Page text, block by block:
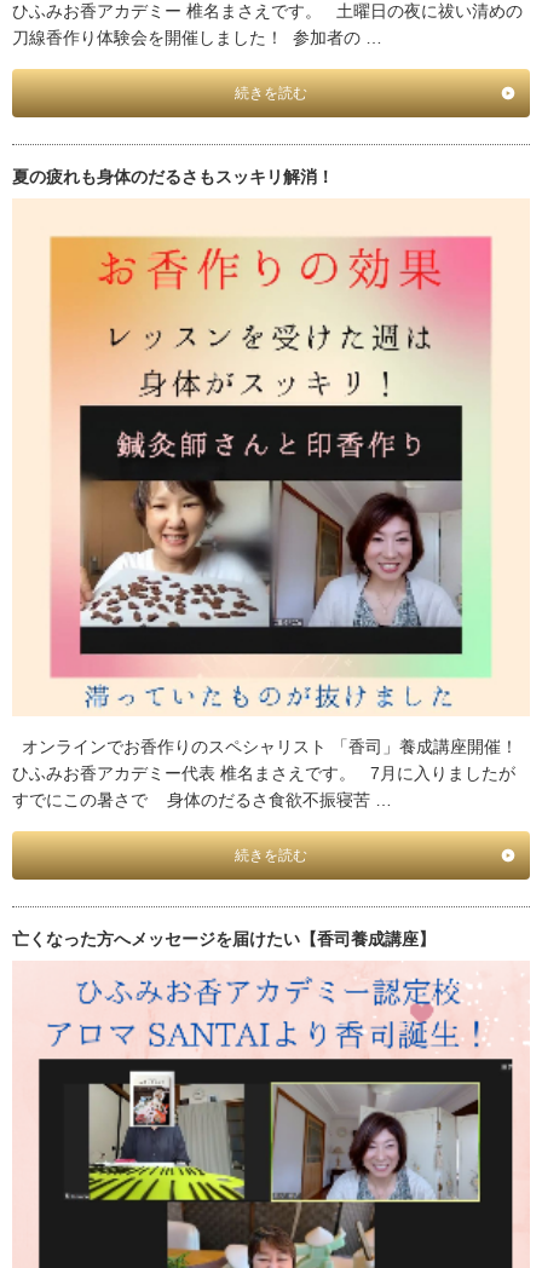
ひふみお香アカデミー 椎名まさえです。 土曜日の夜に祓い清めの
刀線香作り体験会を開催しました！ 参加者の …
続きを読む
夏の疲れも身体のだるさもスッキリ解消！
オンラインでお香作りのスペシャリスト 「香司」養成講座開催！
ひふみお香アカデミー代表 椎名まさえです。 7月に入りましたが
すでにこの暑さで 身体のだるさ食欲不振寝苦 …
続きを読む
亡くなった方へメッセージを届けたい【香司養成講座】